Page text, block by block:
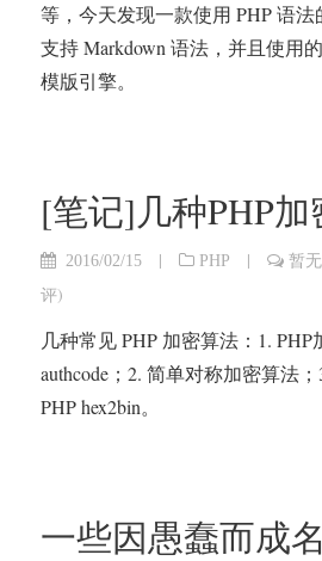
等，今天发现一款使用 PHP 语法
支持 Markdown 语法，并且使用
模版引擎。
[笔记]几种PHP加
2016/02/15 | PHP | 暂
评)
几种常见 PHP 加密算法：1.
authcode；2. 简单对称加密算法
PHP hex2bin。
一些因愚蠢而成